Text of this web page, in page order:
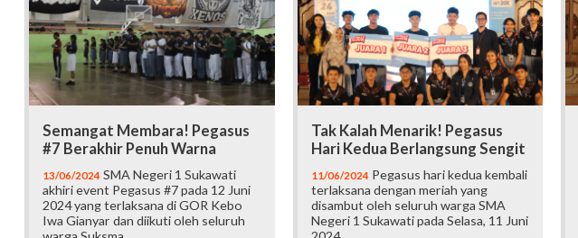
Semangat Membara! Pegasus
#7 Berakhir Penuh Warna
13/06/2024 SMA Negeri 1 Sukawati
akhiri event Pegasus #7 pada 12 Juni
2024 yang terlaksana di GOR Kebo
Iwa Gianyar dan diikuti oleh seluruh
Tak Kalah Menarik! Pegasus
Hari Kedua Berlangsung Sengit
11/06/2024Pegasus hari kedua kembali
terlaksana dengan meriah yang
disambut oleh seluruh warga SMA
Negeri 1 Sukawati pada Selasa, 11 Juni